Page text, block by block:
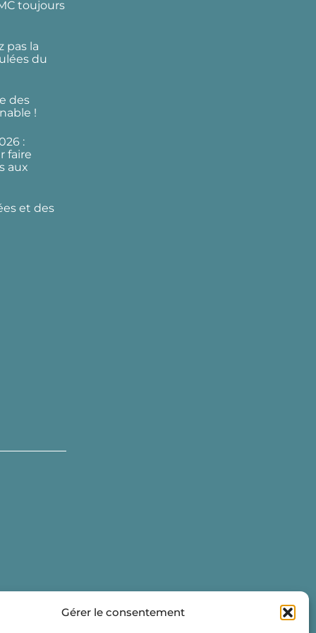
Gérer le consentement
toujours
pas la
du
des
!
:
faire
aux
et des